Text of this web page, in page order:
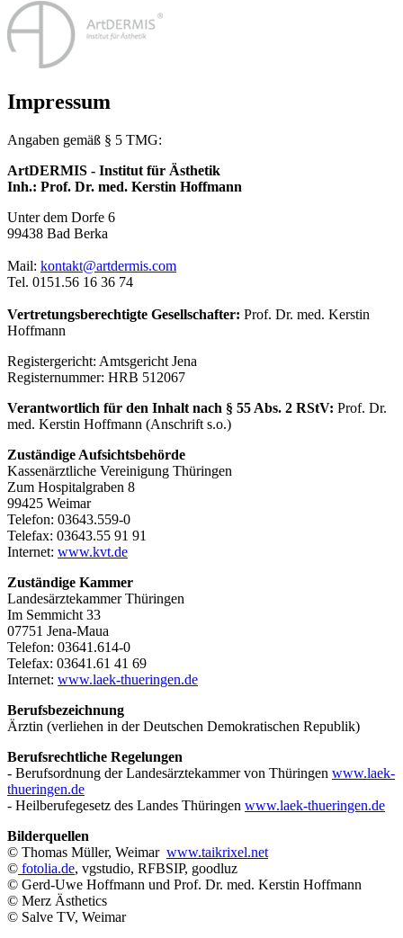
Impressum
Angaben gemäß § 5 TMG:
ArtDERMIS - Institut für Ästhetik
Inh.: Prof. Dr. med. Kerstin Hoffmann
Unter dem Dorfe 6
99438 Bad Berka
Mail: kontakt@artdermis.com
Tel. 0151.56 16 36 74
Vertretungsberechtigte Gesellschafter: Prof. Dr. med. Kerstin
Hoffmann
Registergericht: Amtsgericht Jena
Registernummer: HRB 512067
Verantwortlich für den Inhalt nach § 55 Abs. 2 RStV: Prof. Dr.
med. Kerstin Hoffmann (Anschrift s.o.)
Zuständige Aufsichtsbehörde
Kassenärztliche Vereinigung Thüringen
Zum Hospitalgraben 8
99425 Weimar
Telefon: 03643.559-0
Telefax: 03643.55 91 91
Internet: www.kvt.de
Zuständige Kammer
Landesärztekammer Thüringen
Im Semmicht 33
07751 Jena-Maua
Telefon: 03641.614-0
Telefax: 03641.61 41 69
Internet: www.laek-thueringen.de
Berufsbezeichnung
Ärztin (verliehen in der Deutschen Demokratischen Republik)
Berufsrechtliche Regelungen
- Berufsordnung der Landesärztekammer von Thüringen www.laek-
thueringen.de
- Heilberufegesetz des Landes Thüringen www.laek-thueringen.de
Bilderquellen
© Thomas Müller, Weimar www.taikrixel.net
© fotolia.de, vgstudio, RFBSIP, goodluz
© Gerd-Uwe Hoffmann und Prof. Dr. med. Kerstin Hoffmann
© Merz Ästhetics
© Salve TV, Weimar